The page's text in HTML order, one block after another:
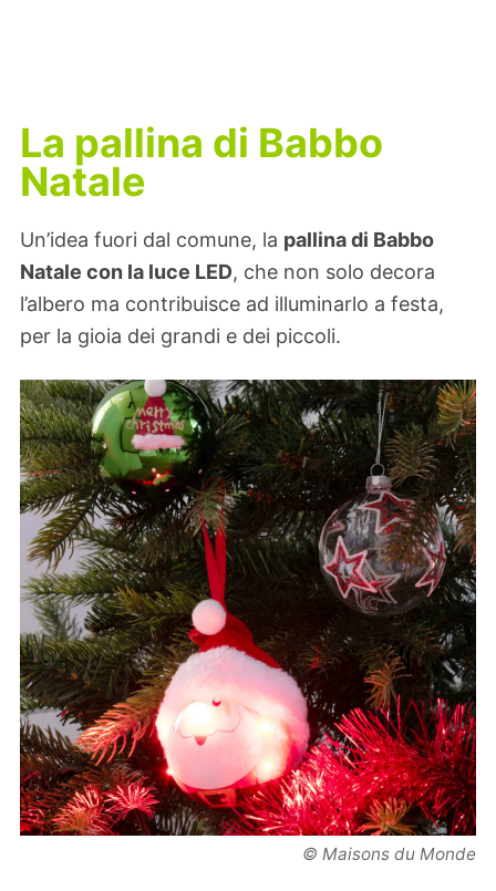
La pallina di Babbo
Natale
Un’idea fuori dal comune, la pallina di Babbo
Natale con la luce LED, che non solo decora
l’albero ma contribuisce ad illuminarlo a festa,
per la gioia dei grandi e dei piccoli.
© Maisons du Monde